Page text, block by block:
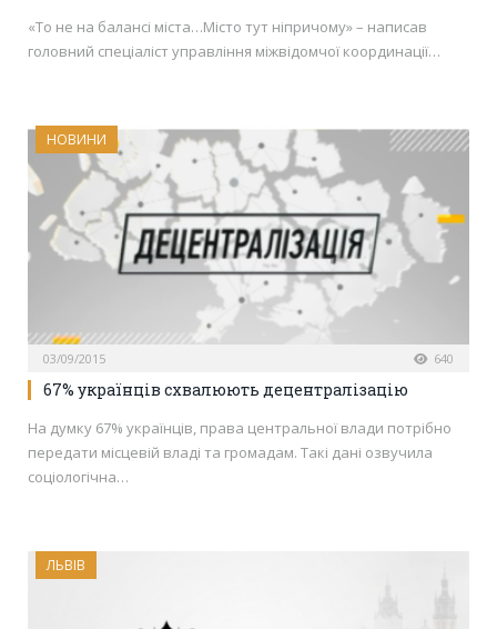
«То не на балансі міста…Місто тут ніпричому» – написав
головний спеціаліст управління міжвідомчої координації…
НОВИНИ
03/09/2015 640
67% українців схвалюють децентралізацію
На думку 67% українців, права центральної влади потрібно
передати місцевій владі та громадам. Такі дані озвучила
соціологічна…
ЛЬВІВ